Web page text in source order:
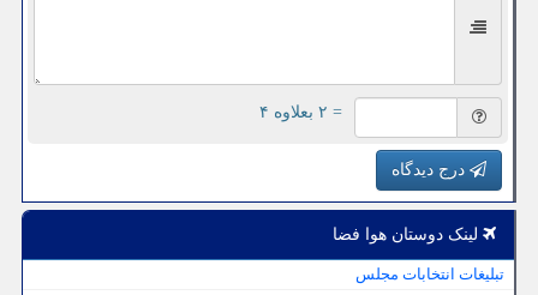
= ۲ بعلاوه ۴
درج دیدگاه
لینک دوستان هوا فضا
تبلیغات انتخابات مجلس